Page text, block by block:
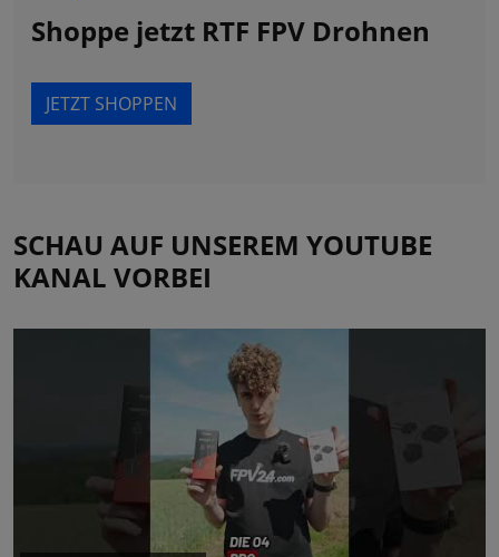
Shoppe jetzt RTF FPV Drohnen
JETZT SHOPPEN
SCHAU AUF UNSEREM YOUTUBE
KANAL VORBEI